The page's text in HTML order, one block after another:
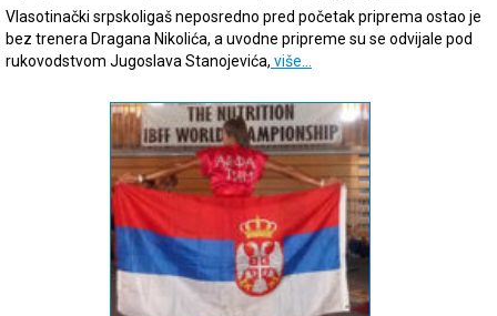
Vlasotinački srpskoligaš neposredno pred početak priprema ostao je
bez trenera Dragana Nikolića, a uvodne pripreme su se odvijale pod
rukovodstvom Jugoslava Stanojevića, više…